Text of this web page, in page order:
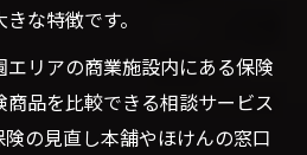
な特徴です。
エリアの商業施設内にある保険
品を比較できる相談サービス
の見直し本舗やほけんの窓口